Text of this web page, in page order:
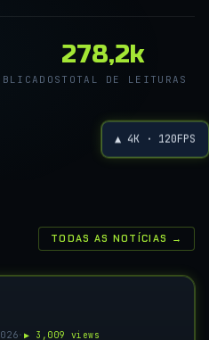
278,2k
TOTAL DE LEITURAS
▲ 4K · 120FPS
TODAS AS NOTÍCIAS →
· ▶ 3,009 views